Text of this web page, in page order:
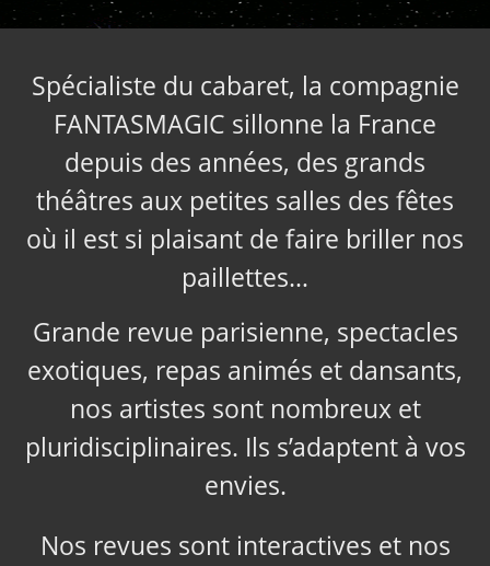
Spécialiste du cabaret, la compagnie
FANTASMAGIC sillonne la France
depuis des années, des grands
théâtres aux petites salles des fêtes
où il est si plaisant de faire briller nos
paillettes…
Grande revue parisienne, spectacles
exotiques, repas animés et dansants,
nos artistes sont nombreux et
pluridisciplinaires. Ils s’adaptent à vos
envies.
Nos revues sont interactives et nos